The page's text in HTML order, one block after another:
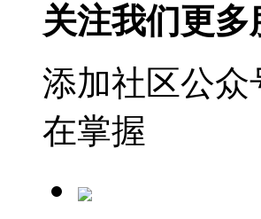
关注我们更多
添加社区公众
在掌握